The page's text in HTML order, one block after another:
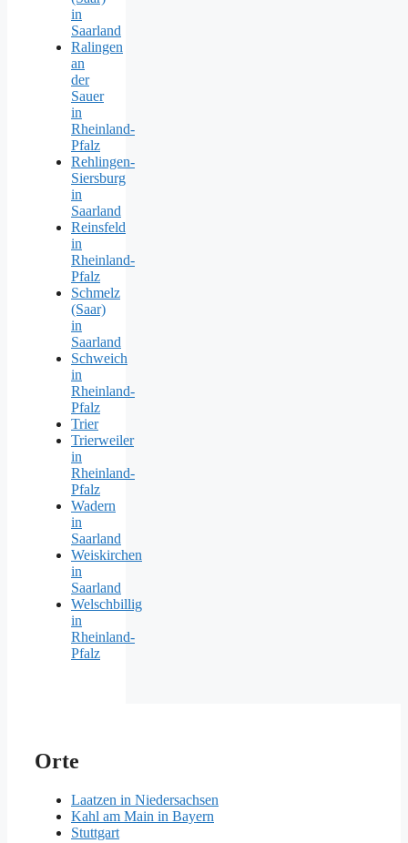
in
Saarland
Ralingen
an
der
Sauer
in
Rheinland-
Pfalz
Rehlingen-
Siersburg
in
Saarland
Reinsfeld
in
Rheinland-
Pfalz
Schmelz
(Saar)
in
Saarland
Schweich
in
Rheinland-
Pfalz
Trier
Trierweiler
in
Rheinland-
Pfalz
Wadern
in
Saarland
Weiskirchen
in
Saarland
Welschbillig
in
Rheinland-
Pfalz
Orte
Laatzen in Niedersachsen
Kahl am Main in Bayern
Stuttgart